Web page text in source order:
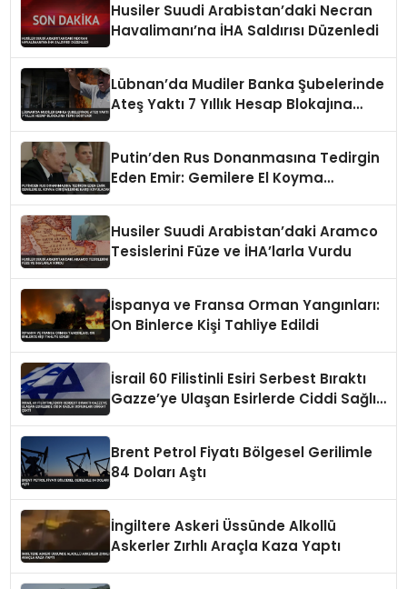
Husiler Suudi Arabistan’daki Necran
Havalimanı’na İHA Saldırısı Düzenledi
Lübnan’da Mudiler Banka Şubelerinde
Ateş Yaktı 7 Yıllık Hesap Blokajına
Putin’den Rus Donanmasına Tedirgin
Eden Emir: Gemilere El Koyma
Husiler Suudi Arabistan’daki Aramco
Tesislerini Füze ve İHA’larla Vurdu
İspanya ve Fransa Orman Yangınları:
On Binlerce Kişi Tahliye Edildi
İsrail 60 Filistinli Esiri Serbest Bıraktı
Gazze’ye Ulaşan Esirlerde Ciddi Sağlık
Brent Petrol Fiyatı Bölgesel Gerilimle
84 Doları Aştı
İngiltere Askeri Üssünde Alkollü
Askerler Zırhlı Araçla Kaza Yaptı